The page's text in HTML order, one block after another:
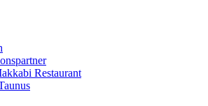
Restaurant